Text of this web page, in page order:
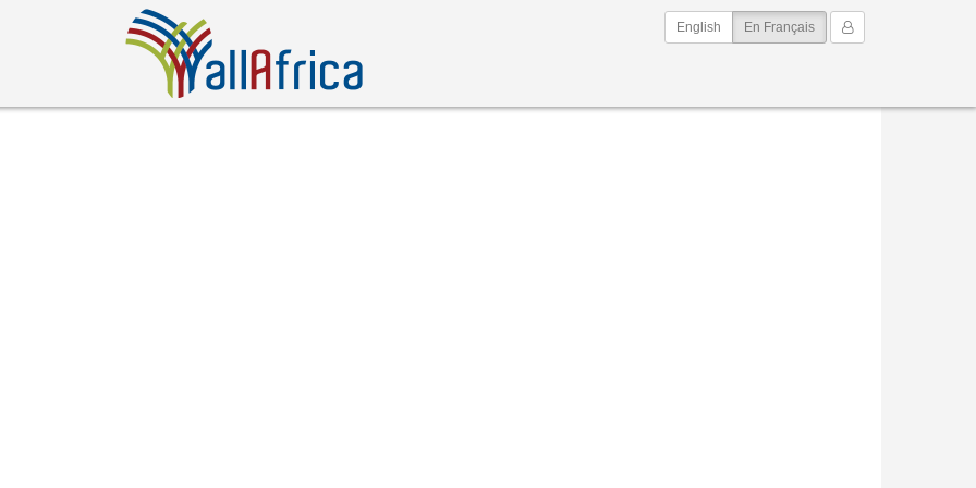
Mon Compte
English En Français(current)